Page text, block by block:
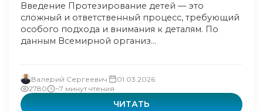
Введение Протезирование детей — это
сложный и ответственный процесс, требующий
особого подхода и внимания к деталям. По
данным Всемирной организ...
Валерий Сергеевич
01.03.2026
2780
~7 минут чтения
ЧИТАТЬ